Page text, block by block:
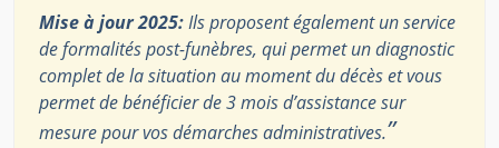
Mise à jour 2025:Ils proposent également un service
de formalités post-funèbres, qui permet un diagnostic
complet de la situation au moment du décès et vous
permet de bénéficier de 3 mois d’assistance sur
mesure pour vos démarches administratives.”